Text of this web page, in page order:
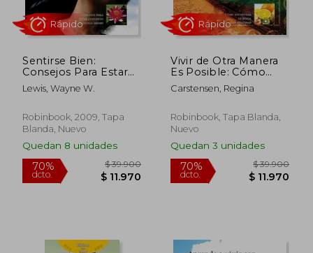
dcto. $ 23.970 dcto. $
Sentirse Bien:
Consejos Para Estar
Contento Contigo
Mismo
Lewis, Wayne W.
Robinbook, 2009, Tapa
Blanda, Nuevo
Quedan 8 unidades
Vivir de Otra Manera
Es Posible: Cómo
Encontrar La Senda
de la Felicidad
Carstensen, Regina
Robinbook, Tapa Blanda,
Nuevo
Quedan 3 unidades